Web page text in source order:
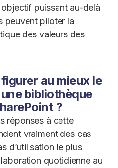
puissant au-delà
peuvent piloter la
des valeurs des
au mieux le
bibliothèque
?
réponses à cette
vraiment des cas
d’utilisation le plus
quotidienne au